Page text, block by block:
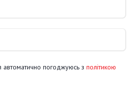
автоматично погоджуюсь з політикою